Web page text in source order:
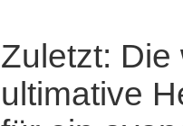
Zuletzt: Die
ultimative